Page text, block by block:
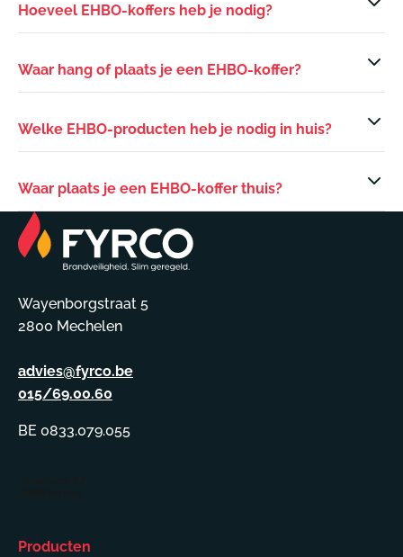
Hoeveel EHBO-koffers heb je nodig?
Waar hang of plaats je een EHBO-koffer?
Welke EHBO-producten heb je nodig in huis?
Waar plaats je een EHBO-koffer thuis?
Wayenborgstraat 5
2800 Mechelen
advies@fyrco.be
015/69.00.60
BE 0833.079.055
Producten